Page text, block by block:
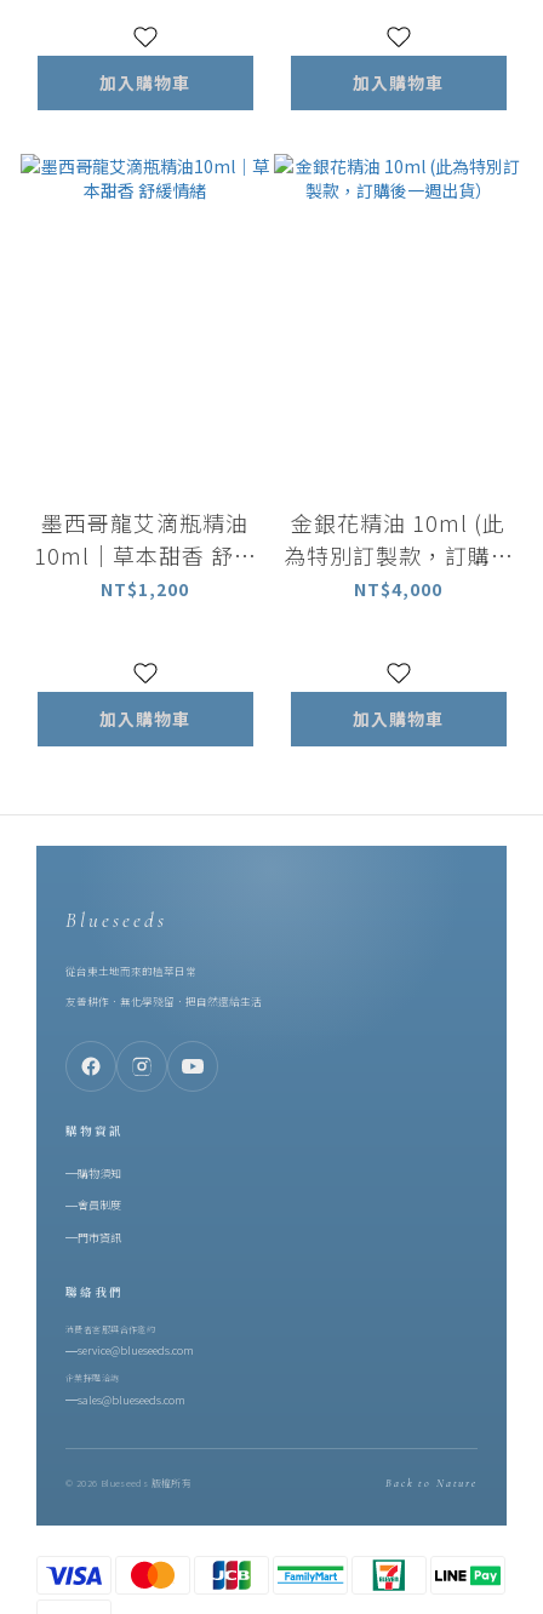
加入購物車 加入購物車
墨西哥龍艾滴瓶精油
10ml｜草本甜香 舒緩
情緒
NT$1,200
加入購物車
金銀花精油 10ml (此
為特別訂製款，訂購後
一週出貨）
NT$4,000
加入購物車
Blueseeds
從台東土地而來的植萃日常
友善耕作．無化學殘留．把自然還給生活
購物資訊
購物須知
會員制度
門市資訊
聯絡我們
消費者客服與合作邀約
service@blueseeds.com
企業採購洽詢
sales@blueseeds.com
© 2026 Blueseeds 版權所有 Back to Nature